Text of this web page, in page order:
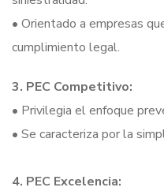
• Orientado a empresas
cumplimiento legal.
3. PEC Competitivo:
• Privilegia el enfoque
• Se caracteriza por la
4. PEC Excelencia: